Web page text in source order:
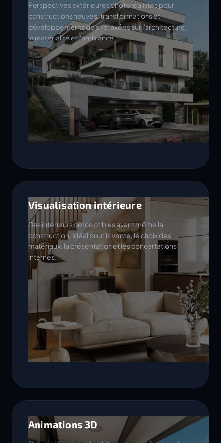
Perspectives extérieures photoréalistes pour
constructions neuves, transformations et
développements de site, axées sur l'architecture,
la matérialité et l'ambiance.
Visualisation intérieure
Des intérieurs perceptibles avant même la
construction. Idéal pour la vente, le choix des
matériaux, la présentation et les concertations
internes.
Animations 3D